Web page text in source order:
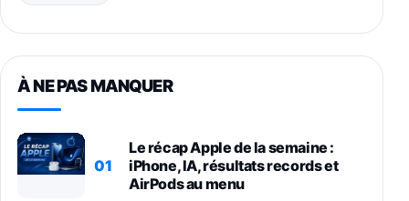
À NE PAS MANQUER
01
Le récap Apple de la semaine :
iPhone, IA, résultats records et
AirPods au menu